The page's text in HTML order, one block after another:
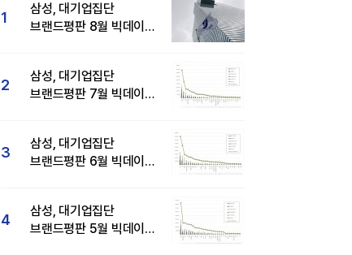
1
삼성, 대기업집단
브랜드평판 8월 빅데이터
2
삼성, 대기업집단
브랜드평판 7월 빅데이터
3
삼성, 대기업집단
브랜드평판 6월 빅데이터
4
삼성, 대기업집단
브랜드평판 5월 빅데이터